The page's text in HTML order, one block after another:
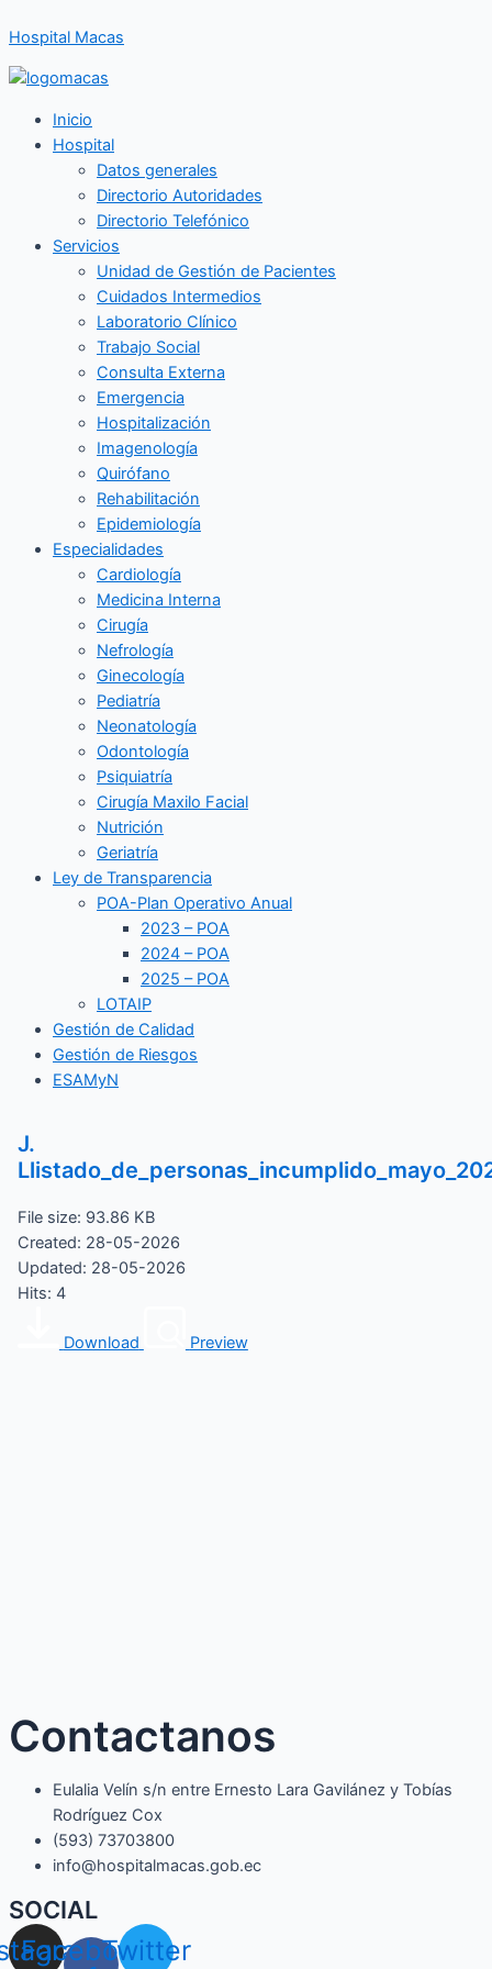
al
contenido
Hospital Macas
Inicio
Hospital
Datos generales
Directorio Autoridades
Directorio Telefónico
Servicios
Unidad de Gestión de Pacientes
Cuidados Intermedios
Laboratorio Clínico
Trabajo Social
Consulta Externa
Emergencia
Hospitalización
Imagenología
Quirófano
Rehabilitación
Epidemiología
Especialidades
Cardiología
Medicina Interna
Cirugía
Nefrología
Ginecología
Pediatría
Neonatología
Odontología
Psiquiatría
Cirugía Maxilo Facial
Nutrición
Geriatría
Ley de Transparencia
POA-Plan Operativo Anual
2023 – POA
2024 – POA
2025 – POA
LOTAIP
Gestión de Calidad
Gestión de Riesgos
ESAMyN
J.
File size: 93.86 KB
Created: 28-05-2026
Updated: 28-05-2026
Hits: 4
Download Preview
Contactanos
Eulalia Velín s/n entre Ernesto Lara Gavilánez y Tobías
Rodríguez Cox
(593) 73703800​
info@hospitalmacas.gob.ec
SOCIAL
Facebook-
Twitter